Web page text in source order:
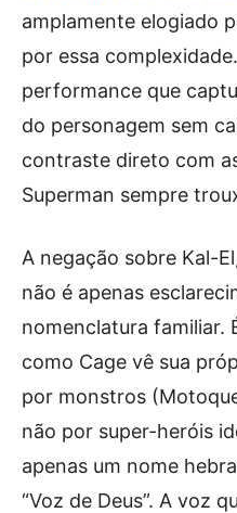
amplamente elogiado
por essa
performance que
do personagem sem
contraste direto com
Superman sempre
A negação sobre Kal-
não é apenas
nomenclatura familiar.
como Cage vê sua
por monstros
não por super-heróis
apenas um nome
“Voz de Deus”. A voz